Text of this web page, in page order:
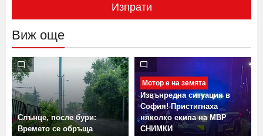
Изпрати
Виж още
Слънце, после бури:
Времето се обръща
Мотор е на земята
Извънредна ситуация в
София! Пристигнаха
няколко екипа на МВР
СНИМКИ